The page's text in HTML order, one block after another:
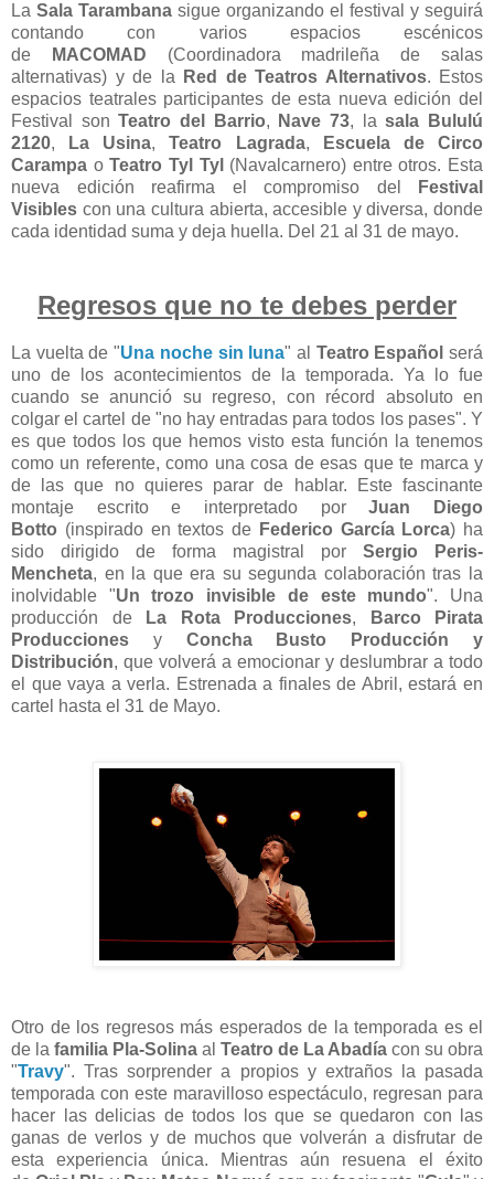
La Sala Tarambana sigue organizando el festival y seguirá
contando con varios espacios escénicos
de
MACOMAD (Coordinadora madrileña de salas
alternativas) y de la
Red de Teatros Alternativos. Estos
espacios teatrales participantes de esta nueva edición del
Festival sonTeatro del Barrio, Nave 73, lasala Bululú
2120, La Usina,Teatro Lagrada,
Escuela de Circo
Carampa oTeatro Tyl Tyl (Navalcarnero) entre otros. Esta
nueva edición reafirma el compromiso del
Festival
Visibles con una cultura abierta, accesible y diversa, donde
cada identidad suma y deja huella. Del 21 al 31 de mayo.
Regresos que no te debes perder
La vuelta de "Una noche sin luna" al Teatro Español será
uno de los acontecimientos de la temporada. Ya lo fue
cuando se anunció su regreso, con récord absoluto en
colgar el cartel de "no hay entradas para todos los pases". Y
es que todos los que hemos visto esta función la tenemos
como un referente, como una cosa de esas que te marca y
de las que no quieres parar de hablar. Este fascinante
montaje escrito e interpretado porJuan Diego
Botto (inspirado en textos de Federico García Lorca) ha
sido dirigido de forma magistral por Sergio Peris-
Mencheta, en la que era su segunda colaboración tras la
inolvidable "Un trozo invisible de este mundo". Una
producción de
La Rota Producciones,
Barco Pirata
Producciones y Concha Busto Producción y
Distribución, que volverá a emocionar y deslumbrar a todo
el que vaya a verla. Estrenada a finales de Abril, estará en
cartel hasta el 31 de Mayo.
Otro de los regresos más esperados de la temporada es el
de la familia Pla-Solina al Teatro de La Abadía con su obra
"Travy". Tras sorprender a propios y extraños la pasada
temporada con este maravilloso espectáculo, regresan para
hacer las delicias de todos los que se quedaron con las
ganas de verlos y de muchos que volverán a disfrutar de
esta experiencia única. Mientras aún resuena el éxito